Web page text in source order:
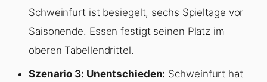
Schweinfurt ist besiegelt, sechs Spieltage vor
Saisonende. Essen festigt seinen Platz im
oberen Tabellendrittel.
Szenario 3: Unentschieden: Schweinfurt hat